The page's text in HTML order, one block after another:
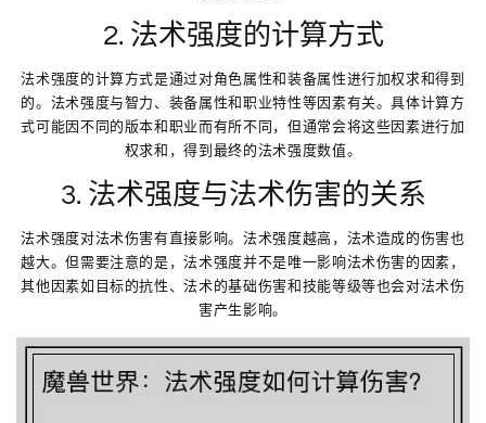
2. 法术强度的计算方式
法术强度的计算方式是通过对角色属性和装备属性进行加权求和得到
的。法术强度与智力、装备属性和职业特性等因素有关。具体计算方
式可能因不同的版本和职业而有所不同，但通常会将这些因素进行加
权求和，得到最终的法术强度数值。
3. 法术强度与法术伤害的关系
法术强度对法术伤害有直接影响。法术强度越高，法术造成的伤害也
越大。但需要注意的是，法术强度并不是唯一影响法术伤害的因素，
其他因素如目标的抗性、法术的基础伤害和技能等级等也会对法术伤
害产生影响。